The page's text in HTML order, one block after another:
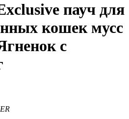
пауч для
кошек мусс
с